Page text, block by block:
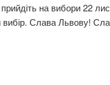
прийдіть на вибори 22
вибір. Слава Львову!